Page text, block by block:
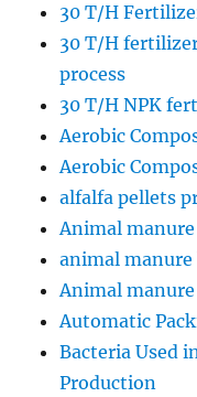
30 T/H
30 T/H
process
30 T/H NPK
Aerobic
Aerobic
alfalfa pellets
Animal
animal
Animal
Automatic
Bacteria Used
Production